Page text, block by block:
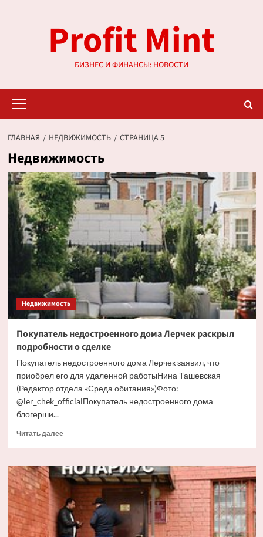
содержимомуProfit Mint
БИЗНЕС И ФИНАНСЫ: НОВОСТИ
меню
ГЛАВНАЯ НЕДВИЖИМОСТЬ СТРАНИЦА 5
Недвижимость
Недвижимость
Покупатель недостроенного дома Лерчек раскрыл
подробности о сделке
Покупатель недостроенного дома Лерчек заявил, что
приобрел его для удаленной работыНина Ташевская
(Редактор отдела «Среда обитания»)Фото:
@ler_chek_officialПокупатель недостроенного дома
блогерши...
Читать далееПрочитать
Покупатель
недостроенного
дома
Лерчек
раскрыл
подробности
о